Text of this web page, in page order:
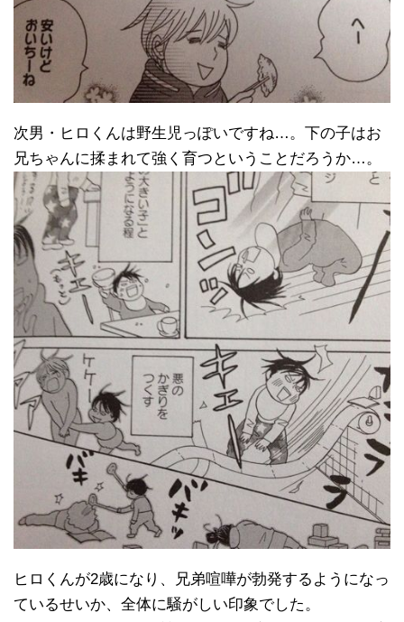
次男・ヒロくんは野生児っぽいですね…。下の子はお
兄ちゃんに揉まれて強く育つということだろうか…。
ヒロくんが2歳になり、兄弟喧嘩が勃発するようになっ
ているせいか、全体に騒がしい印象でした。